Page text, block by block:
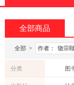
全部商品
全部 > 作者： 饶宗
分类 图
页
加